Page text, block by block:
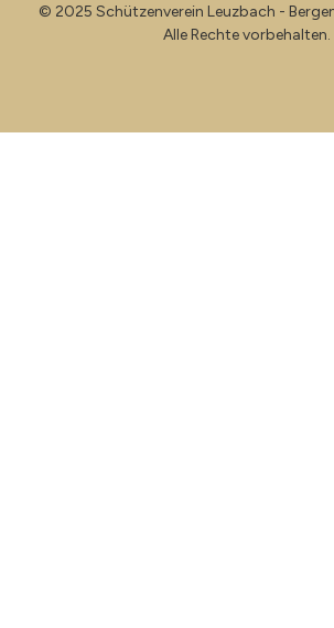
© 2025 Schützenverein Leuzbach -
Alle Rechte vorbehalten.